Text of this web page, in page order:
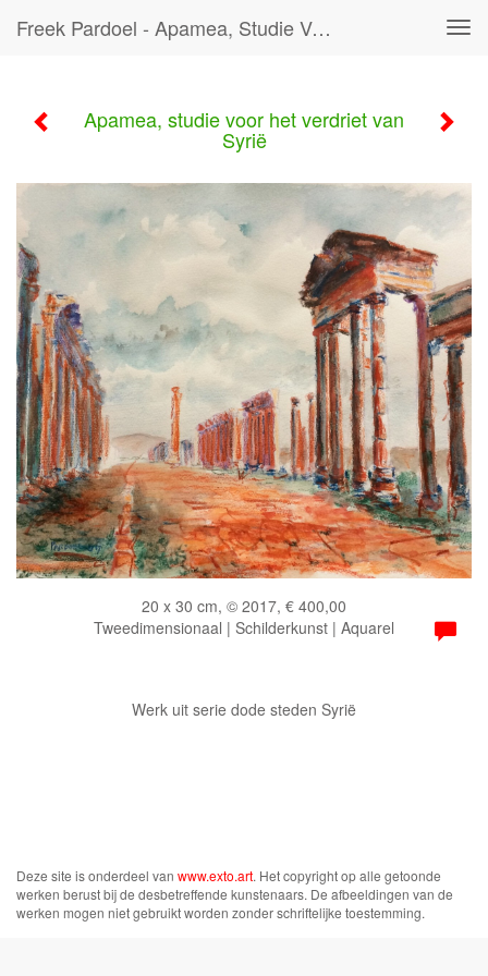
Freek Pardoel - Apamea, Studie Voor Het Verdriet Van Syrië
Apamea, studie voor het verdriet van
Syrië
20 x 30 cm, © 2017, € 400,00
Tweedimensionaal | Schilderkunst | Aquarel
Werk uit serie dode steden Syrië
Deze site is onderdeel van www.exto.art. Het copyright op alle getoonde
werken berust bij de desbetreffende kunstenaars. De afbeeldingen van de
werken mogen niet gebruikt worden zonder schriftelijke toestemming.